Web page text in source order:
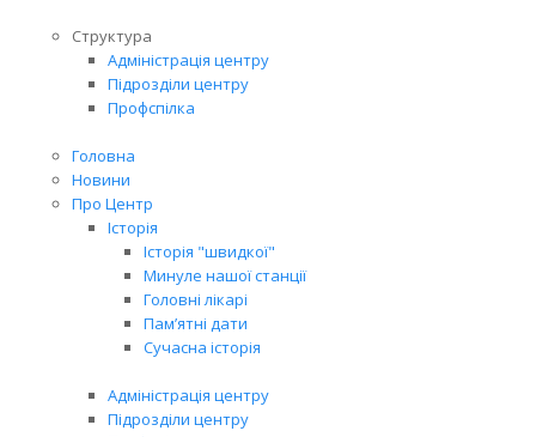
Структура
Адміністрація центру
Підрозділи центру
Профспілка
Головна
Новини
Про Центр
Історія
Історія "швидкої"
Минуле нашої станції
Головні лікарі
Пам’ятні дати
Сучасна історія
Адміністрація центру
Підрозділи центру